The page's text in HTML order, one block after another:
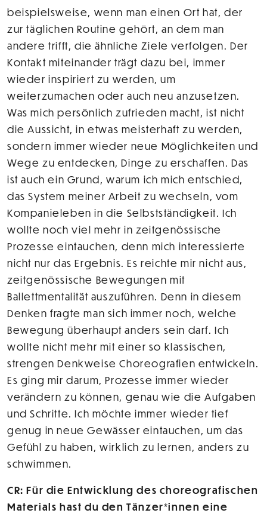
beispielsweise, wenn man einen Ort hat, der
zur täglichen Routine gehört, an dem man
andere trifft, die ähnliche Ziele verfolgen. Der
Kontakt miteinander trägt dazu bei, immer
wieder inspiriert zu werden, um
weiterzumachen oder auch neu anzusetzen.
Was mich persönlich zufrieden macht, ist nicht
die Aussicht, in etwas meisterhaft zu werden,
sondern immer wieder neue Möglichkeiten und
Wege zu entdecken, Dinge zu erschaffen. Das
ist auch ein Grund, warum ich mich entschied,
das System meiner Arbeit zu wechseln, vom
Kompanieleben in die Selbstständigkeit. Ich
wollte noch viel mehr in zeitgenössische
Prozesse eintauchen, denn mich interessierte
nicht nur das Ergebnis. Es reichte mir nicht aus,
zeitgenössische Bewegungen mit
Ballettmentalität auszuführen. Denn in diesem
Denken fragte man sich immer noch, welche
Bewegung überhaupt anders sein darf. Ich
wollte nicht mehr mit einer so klassischen,
strengen Denkweise Choreografien entwickeln.
Es ging mir darum, Prozesse immer wieder
verändern zu können, genau wie die Aufgaben
und Schritte. Ich möchte immer wieder tief
genug in neue Gewässer eintauchen, um das
Gefühl zu haben, wirklich zu lernen, anders zu
schwimmen.
CR: Für die Entwicklung des choreografischen
Materials hast du den Tänzer*innen eine